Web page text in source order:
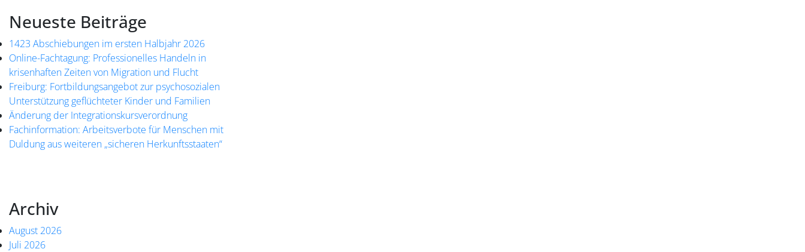
Neueste Beiträge
1423 Abschiebungen im ersten Halbjahr 2026
Online-Fachtagung: Professionelles Handeln in
krisenhaften Zeiten von Migration und Flucht
Freiburg: Fortbildungsangebot zur psychosozialen
Unterstützung geflüchteter Kinder und Familien
Änderung der Integrationskursverordnung
Fachinformation: Arbeitsverbote für Menschen mit
Duldung aus weiteren „sicheren Herkunftsstaaten“
Archiv
August 2026
Juli 2026